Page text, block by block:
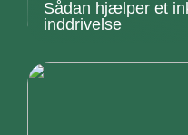
Sådan hjælper et
inddrivelse